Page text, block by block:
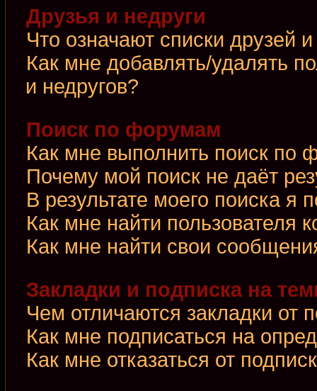
Друзья и недруги
Что означают списки друзей
Как мне добавлять/удалять
и недругов?
Поиск по форумам
Как мне выполнить поиск
Почему мой поиск не даёт
В результате моего поиска я
Как мне найти пользователя
Как мне найти свои
Закладки и подписка на
Чем отличаются закладки от
Как мне подписаться на
Как мне отказаться от